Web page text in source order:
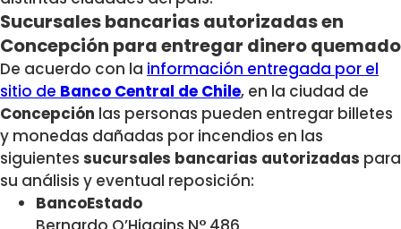
Sucursales bancarias autorizadas en
Concepción para entregar dinero quemado
De acuerdo con la información entregada por el
sitio de Banco Central de Chile, en la ciudad de
Concepción las personas pueden entregar billetes
y monedas dañadas por incendios en las
siguientes sucursales bancarias autorizadas para
su análisis y eventual reposición:
BancoEstado